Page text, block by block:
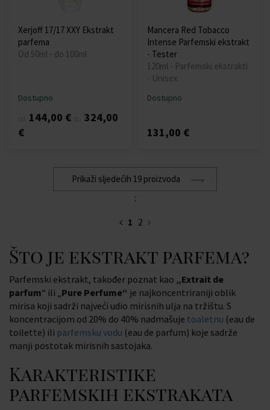
Xerjoff 17/17 XXY Ekstrakt
parfema
Od 50ml - do 100ml
Dostupno
144,00 €
324,00
€
Mancera Red Tobacco
Intense Parfemski ekstrakt
- Tester
120ml - Parfemski ekstrakti
- Unisex
Dostupno
131,00 €
Prikaži sljedećih 19 proizvoda
:
1 2
Što je ekstrakt parfema?
Parfemski ekstrakt, također poznat kao „Extrait de
parfum“ ili „Pure Perfume“ je najkoncentriraniji oblik
mirisa koji sadrži najveći udio mirisnih ulja na tržištu. S
koncentracijom od 20% do 40% nadmašuje toaletnu (eau de
toilette) ili parfemsku vodu (eau de parfum) koje sadrže
manji postotak mirisnih sastojaka.
Karakteristike
parfemskih ekstrakata